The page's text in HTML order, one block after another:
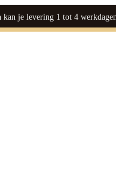
je levering 1 tot 4